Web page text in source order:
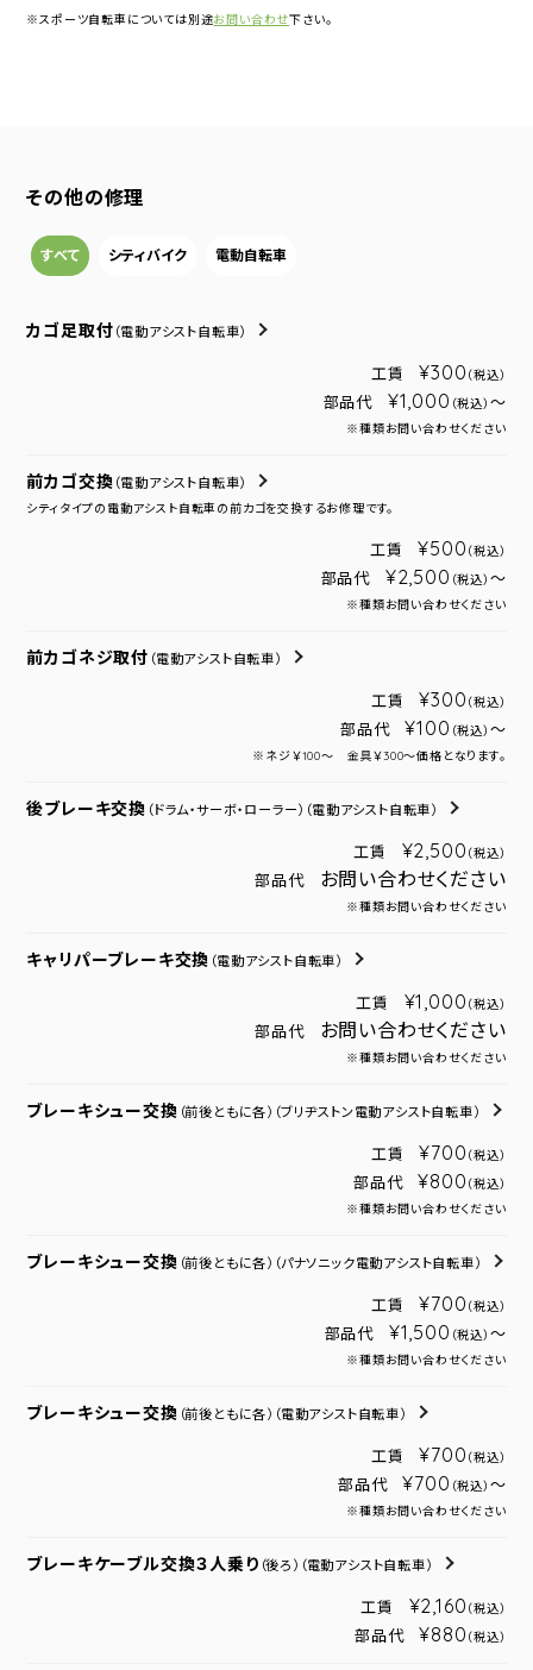
※スポーツ自転車については別途お問い合わせ下さい。
その他の修理
すべて シティバイク 電動自転車
カゴ足取付 （電動アシスト自転車）
工賃 ¥300 （税込）
部品代 ¥1,000 （税込） ～
※種類お問い合わせください
前カゴ交換 （電動アシスト自転車）
シティタイプの電動アシスト自転車の前カゴを交換するお修理です。
工賃 ¥500 （税込）
部品代 ¥2,500 （税込） ～
※種類お問い合わせください
前カゴネジ取付 （電動アシスト自転車）
工賃 ¥300 （税込）
部品代 ¥100 （税込） ～
※ネジ￥100～ 金具￥300～価格となります。
後ブレーキ交換 （ドラム・サーボ・ローラー） （電動アシスト自転車）
工賃 ¥2,500 （税込）
部品代 お問い合わせください
※種類お問い合わせください
キャリパーブレーキ交換 （電動アシスト自転車）
工賃 ¥1,000 （税込）
部品代 お問い合わせください
※種類お問い合わせください
ブレーキシュー交換 （前後ともに各） （ブリヂストン電動アシスト自転車）
工賃 ¥700 （税込）
部品代 ¥800 （税込）
※種類お問い合わせください
ブレーキシュー交換 （前後ともに各） （パナソニック電動アシスト自転車）
工賃 ¥700 （税込）
部品代 ¥1,500 （税込） ～
※種類お問い合わせください
ブレーキシュー交換 （前後ともに各） （電動アシスト自転車）
工賃 ¥700 （税込）
部品代 ¥700 （税込） ～
※種類お問い合わせください
ブレーキケーブル交換３人乗り （後ろ） （電動アシスト自転車）
工賃 ¥2,160 （税込）
部品代 ¥880 （税込）